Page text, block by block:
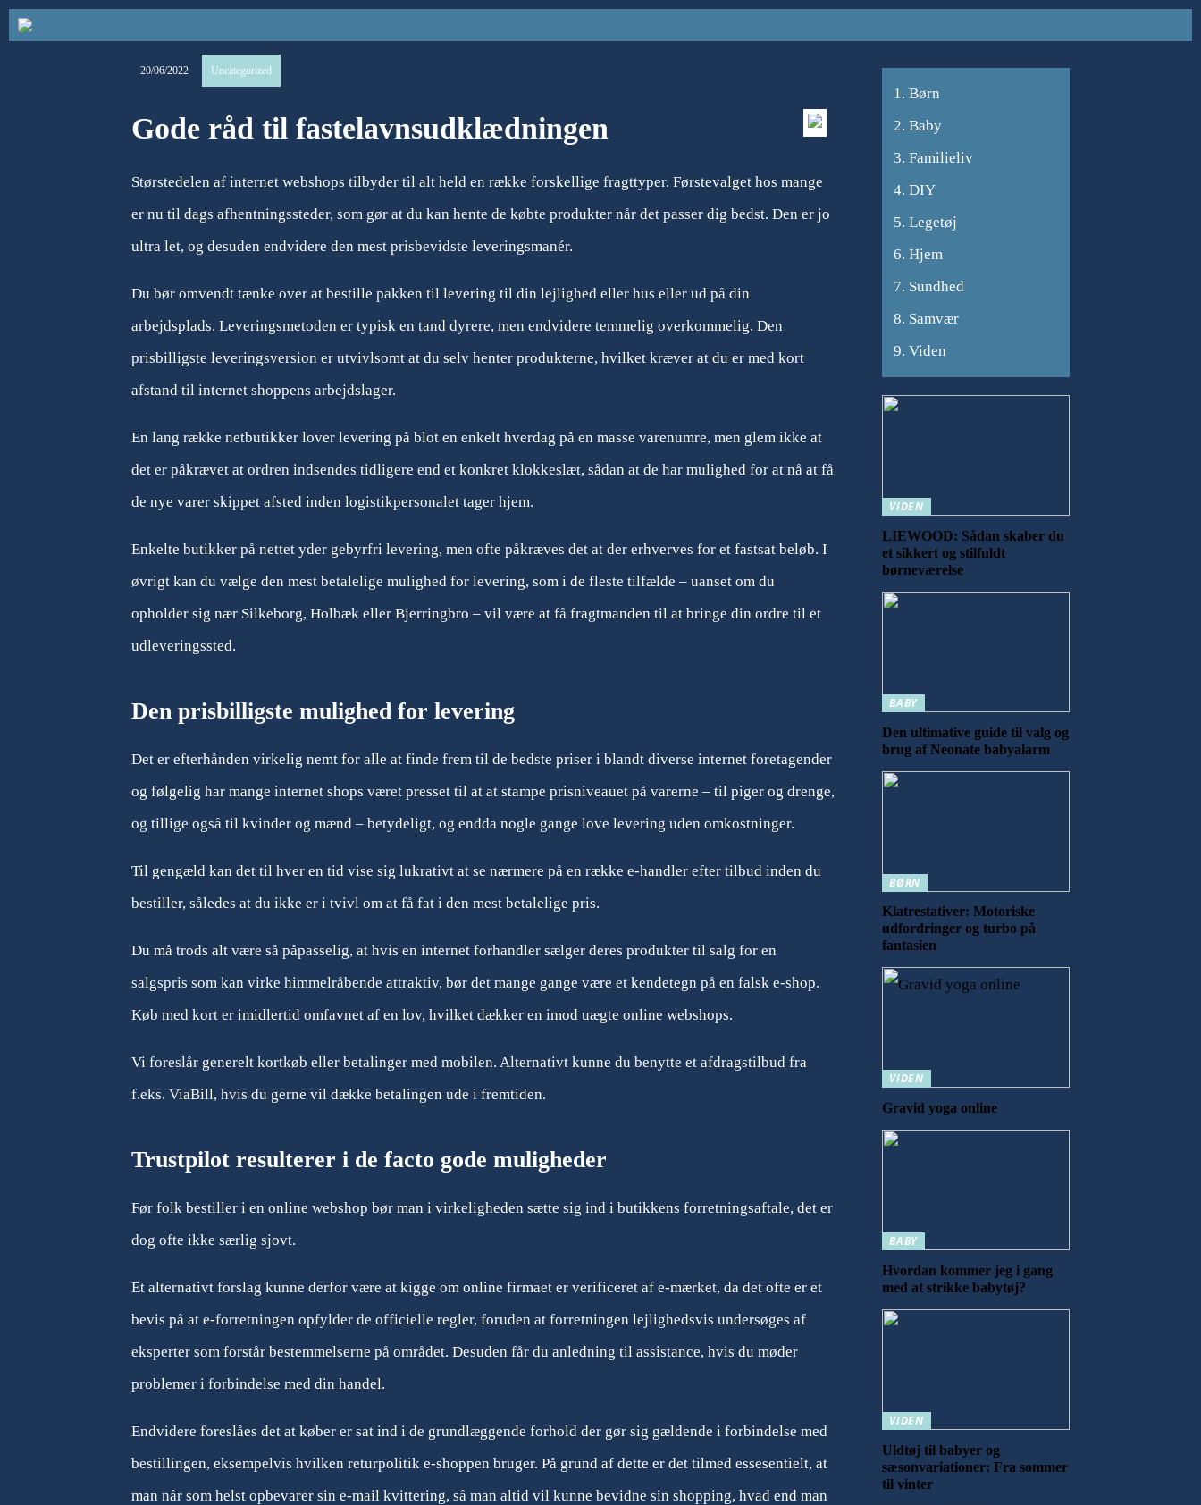
20/06/2022 Uncategorized
Gode råd til fastelavnsudklædningen
Størstedelen af internet webshops tilbyder til alt held en række forskellige fragttyper. Førstevalget hos mange
er nu til dags afhentningssteder, som gør at du kan hente de købte produkter når det passer dig bedst. Den er jo
ultra let, og desuden endvidere den mest prisbevidste leveringsmanér.
Du bør omvendt tænke over at bestille pakken til levering til din lejlighed eller hus eller ud på din
arbejdsplads. Leveringsmetoden er typisk en tand dyrere, men endvidere temmelig overkommelig. Den
prisbilligste leveringsversion er utvivlsomt at du selv henter produkterne, hvilket kræver at du er med kort
afstand til internet shoppens arbejdslager.
En lang række netbutikker lover levering på blot en enkelt hverdag på en masse varenumre, men glem ikke at
det er påkrævet at ordren indsendes tidligere end et konkret klokkeslæt, sådan at de har mulighed for at nå at få
de nye varer skippet afsted inden logistikpersonalet tager hjem.
Enkelte butikker på nettet yder gebyrfri levering, men ofte påkræves det at der erhverves for et fastsat beløb. I
øvrigt kan du vælge den mest betalelige mulighed for levering, som i de fleste tilfælde – uanset om du
opholder sig nær Silkeborg, Holbæk eller Bjerringbro – vil være at få fragtmanden til at bringe din ordre til et
udleveringssted.
Den prisbilligste mulighed for levering
Det er efterhånden virkelig nemt for alle at finde frem til de bedste priser i blandt diverse internet foretagender
og følgelig har mange internet shops været presset til at at stampe prisniveauet på varerne – til piger og drenge,
og tillige også til kvinder og mænd – betydeligt, og endda nogle gange love levering uden omkostninger.
Til gengæld kan det til hver en tid vise sig lukrativt at se nærmere på en række e-handler efter tilbud inden du
bestiller, således at du ikke er i tvivl om at få fat i den mest betalelige pris.
Du må trods alt være så påpasselig, at hvis en internet forhandler sælger deres produkter til salg for en
salgspris som kan virke himmelråbende attraktiv, bør det mange gange være et kendetegn på en falsk e-shop.
Køb med kort er imidlertid omfavnet af en lov, hvilket dækker en imod uægte online webshops.
Vi foreslår generelt kortkøb eller betalinger med mobilen. Alternativt kunne du benytte et afdragstilbud fra
f.eks. ViaBill, hvis du gerne vil dække betalingen ude i fremtiden.
Trustpilot resulterer i de facto gode muligheder
Før folk bestiller i en online webshop bør man i virkeligheden sætte sig ind i butikkens forretningsaftale, det er
dog ofte ikke særlig sjovt.
Et alternativt forslag kunne derfor være at kigge om online firmaet er verificeret af e-mærket, da det ofte er et
bevis på at e-forretningen opfylder de officielle regler, foruden at forretningen lejlighedsvis undersøges af
eksperter som forstår bestemmelserne på området. Desuden får du anledning til assistance, hvis du møder
problemer i forbindelse med din handel.
Endvidere foreslåes det at køber er sat ind i de grundlæggende forhold der gør sig gældende i forbindelse med
bestillingen, eksempelvis hvilken returpolitik e-shoppen bruger. På grund af dette er det tilmed essesentielt, at
man når som helst opbevarer sin e-mail kvittering, så man altid vil kunne bevidne sin shopping, hvad end man
Børn
Baby
Familieliv
DIY
Legetøj
Hjem
Sundhed
Samvær
Viden
VIDEN
LIEWOOD: Sådan skaber du
et sikkert og stilfuldt
børneværelse
BABY
Den ultimative guide til valg og
brug af Neonate babyalarm
BØRN
Klatrestativer: Motoriske
udfordringer og turbo på
fantasien
VIDEN
Gravid yoga online
BABY
Hvordan kommer jeg i gang
med at strikke babytøj?
VIDEN
Uldtøj til babyer og
sæsonvariationer: Fra sommer
til vinter